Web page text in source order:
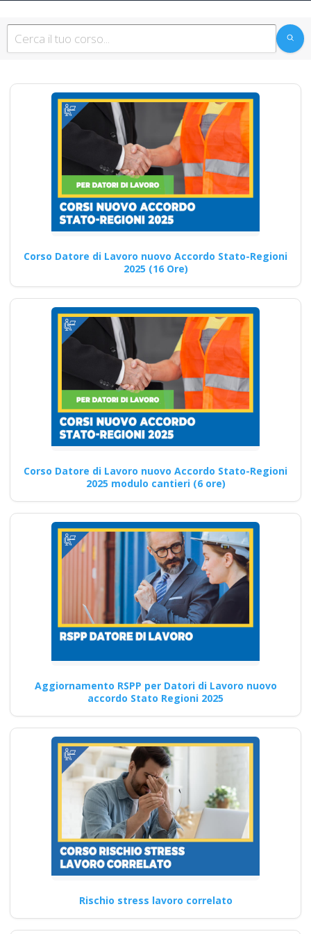
focus sulla
formazione
antincendio Nuovo
accordo stato
regioni 2025 realtà
virtuale app
videoconferenza fad
aula virtuale rischi
docenti rspp rls rlst
rischi specifici basso
medio alto
Riconoscimento
della formazione con
nuovo Accordo 2025
apri paprire un
centro di formazione
ente scuola
bilaterale
associazione
Corso Specializzato per
RSPP: Sicurezza e salute nei
settori agricoli Corsi di…
Continua
Guida pratica al
Corso PAV rischio
elettrico: tutto quello
che devi sapere
professionisti della
prevenzione degli infortuni
Quali sono le…
Continua
elettrica in ambito
Corso Datore di Lavoro nuovo Accordo Stato-Regioni
2025 (16 Ore)
Corso Datore di Lavoro nuovo Accordo Stato-Regioni
2025 modulo cantieri (6 ore)
Aggiornamento RSPP per Datori di Lavoro nuovo
accordo Stato Regioni 2025
Rischio stress lavoro correlato